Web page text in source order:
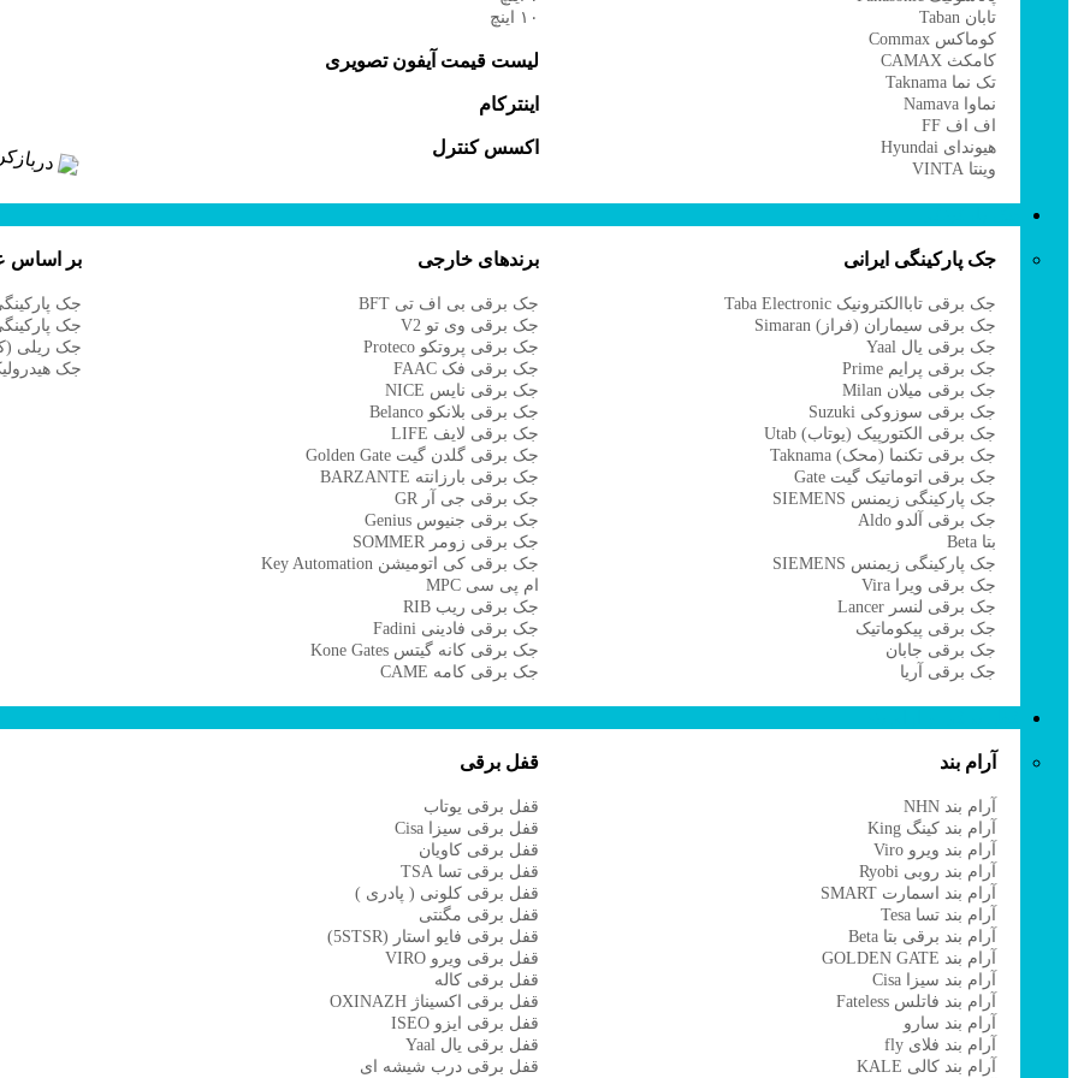
تابان Taban
کوماکس Commax
کامکث CAMAX
تک نما Taknama
نماوا Namava
اف اف FF
هیوندای Hyundai
وینتا VINTA
۱۰ اینچ
لیست قیمت آیفون تصویری
اینترکام
اکسس کنترل
جک پارکینگی ایرانی
جک برقی تاباالکترونیک Taba Electronic
جک برقی سیماران (فراز) Simaran
جک برقی یال Yaal
جک برقی پرایم Prime
جک برقی میلان Milan
جک برقی سوزوکی Suzuki
جک برقی الکتورپیک (یوتاب) Utab
جک برقی تکنما (محک) Taknama
جک برقی اتوماتیک گیت Gate
جک پارکینگی زیمنس SIEMENS
جک برقی آلدو Aldo
بتا Beta
جک پارکینگی زیمنس SIEMENS
جک برقی ویرا Vira
جک برقی لنسر Lancer
جک برقی پیکوماتیک
جک برقی جابان
جک برقی آریا
برندهای خارجی
جک برقی بی اف تی BFT
جک برقی وی تو V2
جک برقی پروتکو Proteco
جک برقی فک FAAC
جک برقی نایس NICE
جک برقی بلانکو Belanco
جک برقی لایف LIFE
جک برقی گلدن گیت Golden Gate
جک برقی بارزانته BARZANTE
جک برقی جی آر GR
جک برقی جنیوس Genius
جک برقی زومر SOMMER
جک برقی کی اتومیشن Key Automation
ام پی سی MPC
جک برقی ریب RIB
جک برقی فادینی Fadini
جک برقی کانه گیتس Kone Gates
جک برقی کامه CAME
بر اساس
جک
جک
جک ریلی
جک
آرام بند
آرام بند NHN
آرام بند کینگ King
آرام بند ویرو Viro
آرام بند روبی Ryobi
آرام بند اسمارت SMART
آرام بند تسا Tesa
آرام بند برقی بتا Beta
آرام بند GOLDEN GATE
آرام بند سیزا Cisa
آرام بند فاتلس Fateless
آرام بند سارو
آرام بند فلای fly
آرام بند کالی KALE
قفل برقی
قفل برقی یوتاب
قفل برقی سیزا Cisa
قفل برقی کاویان
قفل برقی تسا TSA
قفل برقی کلونی ( پادری )
قفل برقی مگنتی
قفل برقی فایو استار (5STSR)
قفل برقی ویرو VIRO
قفل برقی کاله
قفل برقی اکسیناژ OXINAZH
قفل برقی ایزو ISEO
قفل برقی یال Yaal
قفل برقی درب شیشه ای